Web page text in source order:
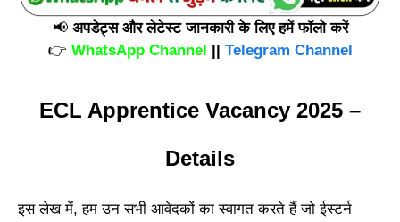
📢 अपडेट्स और लेटेस्ट जानकारी के लिए हमें फॉलो करें
👉 WhatsApp Channel || Telegram Channel
ECL Apprentice Vacancy 2025 –
Details
इस लेख में, हम उन सभी आवेदकों का स्वागत करते हैं जो ईस्टर्न